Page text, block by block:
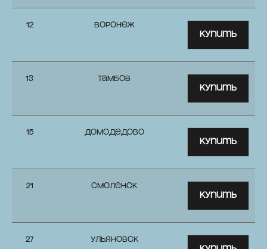
12 Воронеж
Купить
13 Тамбов
Купить
15 Домодедово
Купить
21 Смоленск
Купить
27 Ульяновск